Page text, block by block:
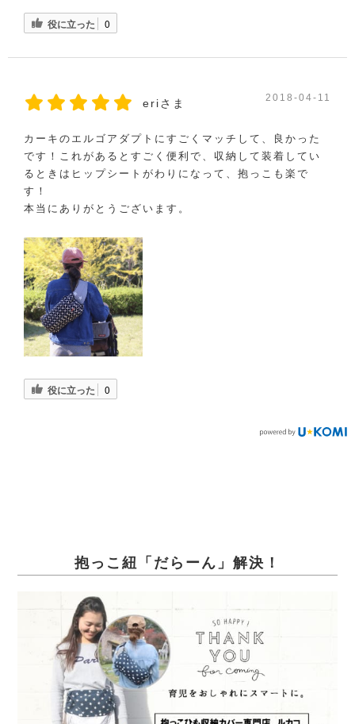
役に立った 0
eriさま 2018-04-11
カーキのエルゴアダプトにすごくマッチして、良かった
です！これがあるとすごく便利で、収納して装着してい
るときはヒップシートがわりになって、抱っこも楽で
す！
本当にありがとうございます。
役に立った 0
抱っこ紐「だらーん」解決！